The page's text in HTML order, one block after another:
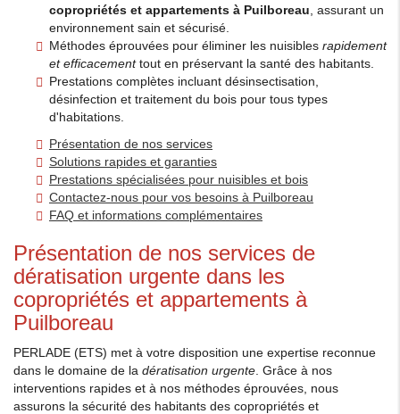
copropriétés et appartements à Puilboreau , assurant un
environnement sain et sécurisé.
Méthodes éprouvées pour éliminer les nuisibles rapidement
et efficacementtout en préservant la santé des habitants.
Prestations complètes incluant désinsectisation,
désinfection et traitement du bois pour tous types
d'habitations.
Présentation de nos services
Solutions rapides et garanties
Prestations spécialisées pour nuisibles et bois
Contactez-nous pour vos besoins à Puilboreau
FAQ et informations complémentaires
Présentation de nos services de
dératisation urgente dans les
copropriétés et appartements à
Puilboreau
PERLADE (ETS) met à votre disposition une expertise reconnue
dans le domaine de la dératisation urgente . Grâce à nos
interventions rapides et à nos méthodes éprouvées, nous
assurons la sécurité des habitants des copropriétés et